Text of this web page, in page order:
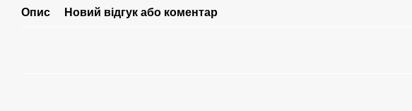
Опис Новий відгук або коментар